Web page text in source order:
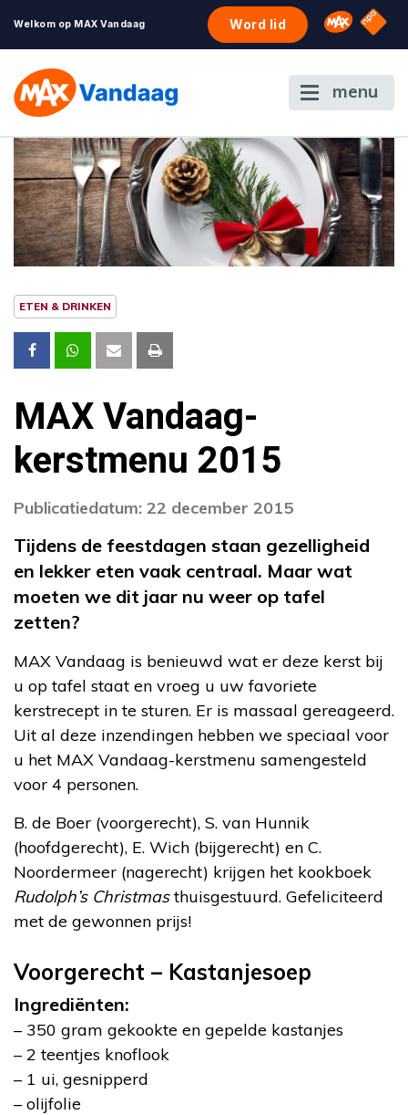
Welkom op MAX Vandaag Word lid Omroep
NPO
menu
ETEN & DRINKEN
MAX Vandaag-
kerstmenu 2015
Publicatiedatum: 22 december 2015
Tijdens de feestdagen staan gezelligheid
en lekker eten vaak centraal. Maar wat
moeten we dit jaar nu weer op tafel
zetten?
MAX Vandaag is benieuwd wat er deze kerst bij
u op tafel staat en vroeg u uw favoriete
kerstrecept in te sturen. Er is massaal gereageerd.
Uit al deze inzendingen hebben we speciaal voor
u het MAX Vandaag-kerstmenu samengesteld
voor 4 personen.
B. de Boer (voorgerecht), S. van Hunnik
(hoofdgerecht), E. Wich (bijgerecht) en C.
Noordermeer (nagerecht) krijgen het kookboek
Rudolph’s Christmasthuisgestuurd. Gefeliciteerd
met de gewonnen prijs!
Voorgerecht – Kastanjesoep
Ingrediënten:
– 350 gram gekookte en gepelde kastanjes
– 2 teentjes knoflook
– 1 ui, gesnipperd
– olijfolie